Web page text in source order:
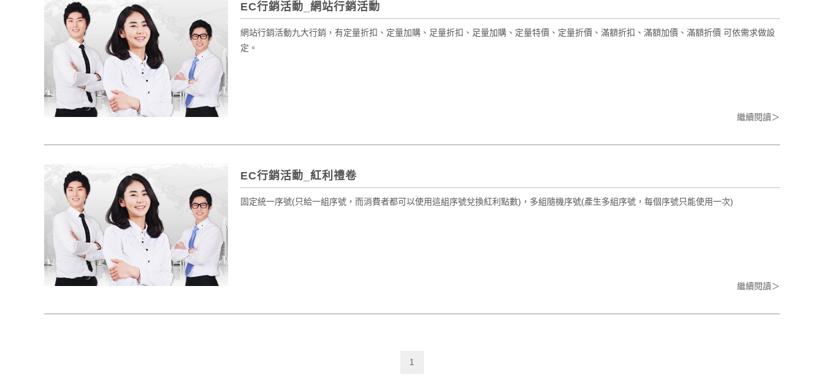
EC行銷活動_網站行銷活動
網站行銷活動九大行銷，有定量折扣、定量加購、足量折扣、足量加購、定量特價、定量折價、滿額折扣、滿額加價、滿額折價 可依需求做設
定。
繼續閱讀＞
EC行銷活動_紅利禮卷
固定統一序號(只給一組序號，而消費者都可以使用這組序號兌換紅利點數)，多組隨機序號(產生多組序號，每個序號只能使用一次)
繼續閱讀＞
1